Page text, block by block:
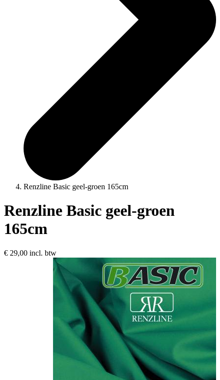
Renzline Basic geel-groen 165cm
Renzline Basic geel-groen
165cm
€ 29,00 incl. btw